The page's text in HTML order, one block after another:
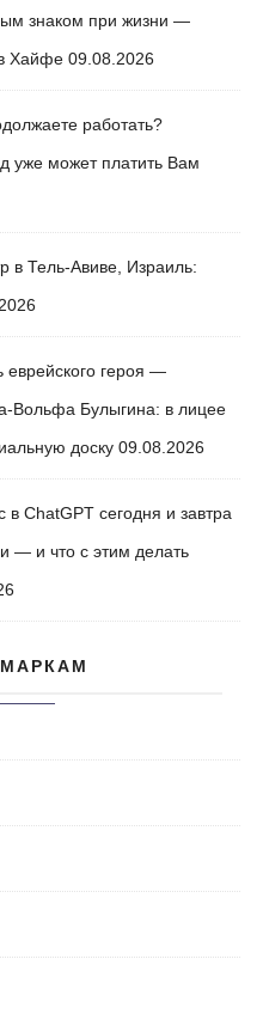
знаком при жизни —
Хайфе 09.08.2026
работать?
уже может платить Вам
в Тель-Авиве, Израиль:
героя —
Вольфа Булыгина: в лицее
доску 09.08.2026
ChatGPT сегодня и завтра
— и что с этим делать